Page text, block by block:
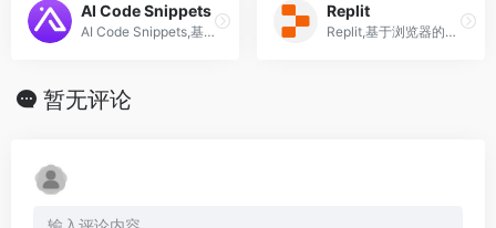
AI Code Snippets
AI Code Snippets,基于chaGPT和GPT4的低代码编程平台
Replit
Replit,基于浏览器的ai云端协同开发平台，可用于构建开发环境、实时协作、托管网络应用等
暂无评论